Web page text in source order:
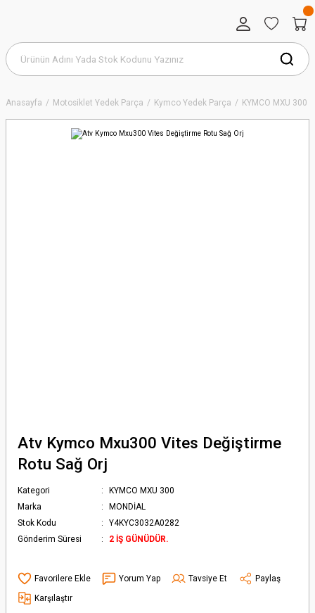
Anasayfa Motosiklet Yedek Parça Kymco Yedek Parça KYMCO MXU 300
Atv Kymco Mxu300 Vites Değiştirme
Rotu Sağ Orj
Kategori
KYMCO MXU 300
Marka
MONDİAL
Stok Kodu
Y4KYC3032A0282
Gönderim Süresi
2 İŞ GÜNÜDÜR.
Yorum Yap Tavsiye Et
Paylaş
Karşılaştır